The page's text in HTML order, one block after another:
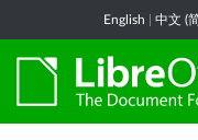
English 中文 (